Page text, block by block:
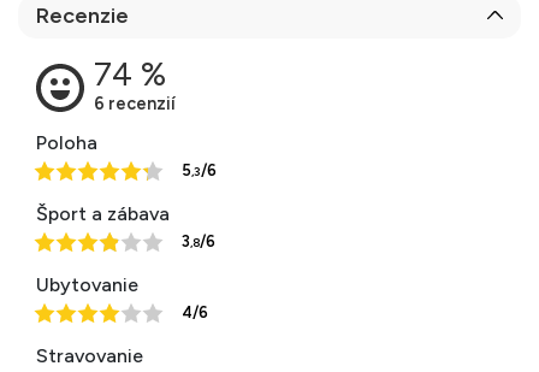
Recenzie
Poloha
5,3/6
Šport a zábava
3,8/6
Ubytovanie
4/6
Stravovanie